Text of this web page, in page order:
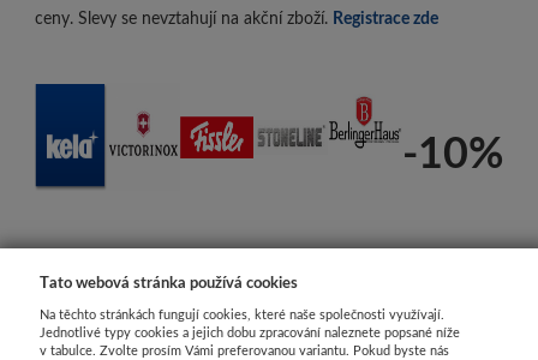
ceny. Slevy se nevztahují na akční zboží. Registrace zde
-10%
Tato webová stránka používá cookies
Na těchto stránkách fungují cookies, které naše společnosti využívají.
Jednotlivé typy cookies a jejich dobu zpracování naleznete popsané níže
v tabulce. Zvolte prosím Vámi preferovanou variantu. Pokud byste nás